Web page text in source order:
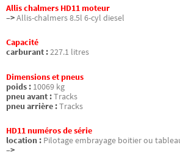
Allis chalmers HD11 moteur
–>Allis-chalmers 8.5l 6-cyl diesel
Capacité
carburant :227.1 litres
Dimensions et pneus
poids : 10069 kg
pneu avant :Tracks
pneu arrière :Tracks
HD11 numéros de série
location : Pilotage embrayage boitier ou
–>